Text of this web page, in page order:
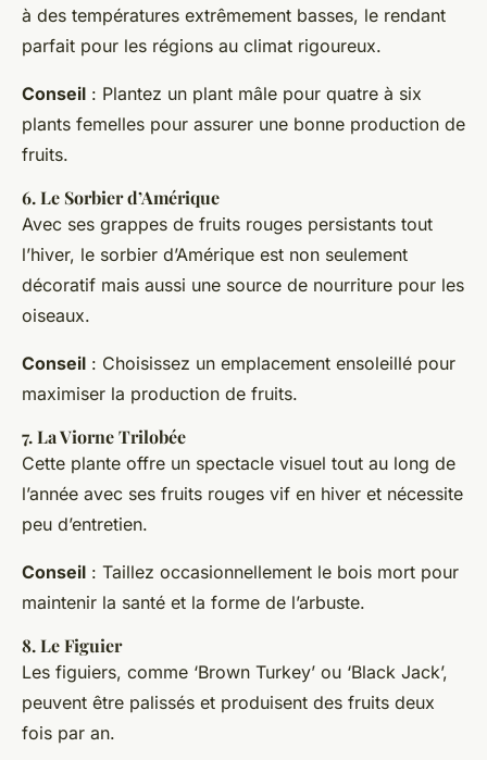
à des températures extrêmement basses, le rendant
parfait pour les régions au climat rigoureux.
Conseil : Plantez un plant mâle pour quatre à six
plants femelles pour assurer une bonne production de
fruits.
6.Le Sorbier d’Amérique
Avec ses grappes de fruits rouges persistants tout
l’hiver, le sorbier d’Amérique est non seulement
décoratif mais aussi une source de nourriture pour les
oiseaux.
Conseil : Choisissez un emplacement ensoleillé pour
maximiser la production de fruits.
7.La Viorne Trilobée
Cette plante offre un spectacle visuel tout au long de
l’année avec ses fruits rouges vif en hiver et nécessite
peu d’entretien.
Conseil : Taillez occasionnellement le bois mort pour
maintenir la santé et la forme de l’arbuste.
8.Le Figuier
Les figuiers, comme ‘Brown Turkey’ ou ‘Black Jack’,
peuvent être palissés et produisent des fruits deux
fois par an.